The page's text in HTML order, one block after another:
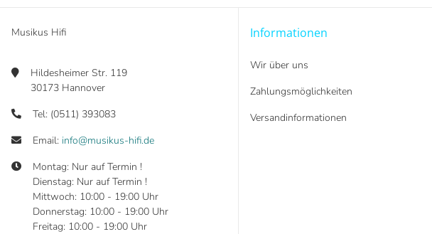
Musikus Hifi
Hildesheimer Str. 119
30173 Hannover
Tel: (0511) 393083
Email: info@musikus-hifi.de
Montag: Nur auf Termin !
Dienstag: Nur auf Termin !
Mittwoch: 10:00 - 19:00 Uhr
Donnerstag: 10:00 - 19:00 Uhr
Freitag: 10:00 - 19:00 Uhr
Informationen
Wir über uns
Zahlungsmöglichkeiten
Versandinformationen